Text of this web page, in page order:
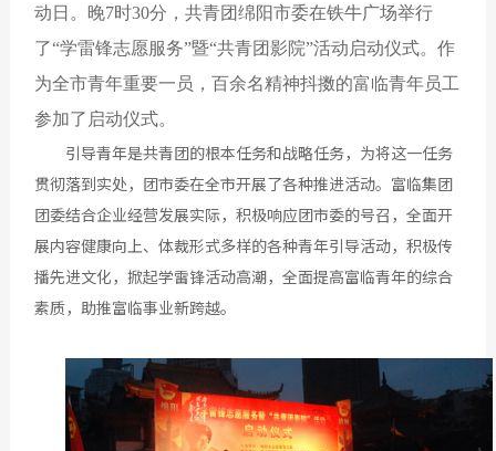
动日。晚7时30分，共青团绵阳市委在铁牛广场举行
了“学雷锋志愿服务”暨“共青团影院”活动启动仪式。作
为全市青年重要一员，百余名精神抖擞的富临青年员工
参加了启动仪式。
引导青年是共青团的根本任务和战略任务，为将这一任务
贯彻落到实处，团市委在全市开展了各种推进活动。富临集团
团委结合企业经营发展实际，积极响应团市委的号召，全面开
展内容健康向上、体裁形式多样的各种青年引导活动，积极传
播先进文化，掀起学雷锋活动高潮，全面提高富临青年的综合
素质，助推富临事业新跨越。